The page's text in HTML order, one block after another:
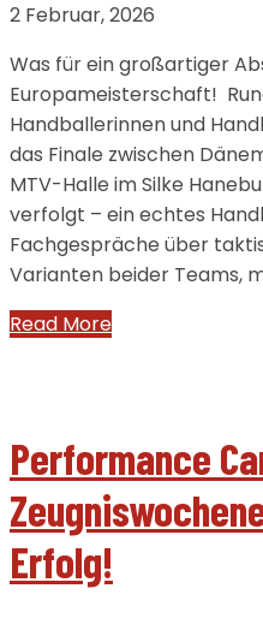
2 Februar, 2026
Was für ein großartiger
Europameisterschaft!
Handballerinnen und
das Finale zwischen
MTV-Halle im Silke
verfolgt – ein echtes
Fachgespräche über
Varianten beider Teams,
Read More
Performance
Erfolg!